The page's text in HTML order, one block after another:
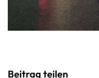
Beitrag teilen